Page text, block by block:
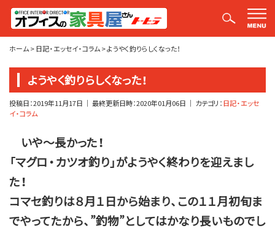
平山社長のブログ【釣りばかり日誌】
ホーム>日記・エッセイ・コラム>ようやく釣りらしくなった！
ようやく釣りらしくなった！
投稿日：2019年11月17日 ｜ 最終更新日時：2020年01月06日 ｜ カテゴリ：日記・エッセ
イ・コラム
いや～長かった！
「マグロ・カツオ釣り」がようやく終わりを迎えまし
た！
コマセ釣りは８月１日から始まり、この１１月初旬ま
でやってたから、”釣物”としてはかなり長いものでし